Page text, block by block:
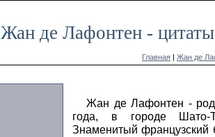
Жан де Лафонтен -
Главная | Жан де
Жан де Лафонтен -
года, в городе Шато-
Знаменитый французский